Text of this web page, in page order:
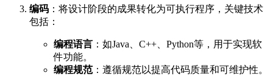
编码 ：将设计阶段的成果转化为可执行程序，关键技术
包括：
编程语言 ：如Java、C++、Python等，用于实现软
件功能。
编程规范：遵循规范以提高代码质量和可维护性。